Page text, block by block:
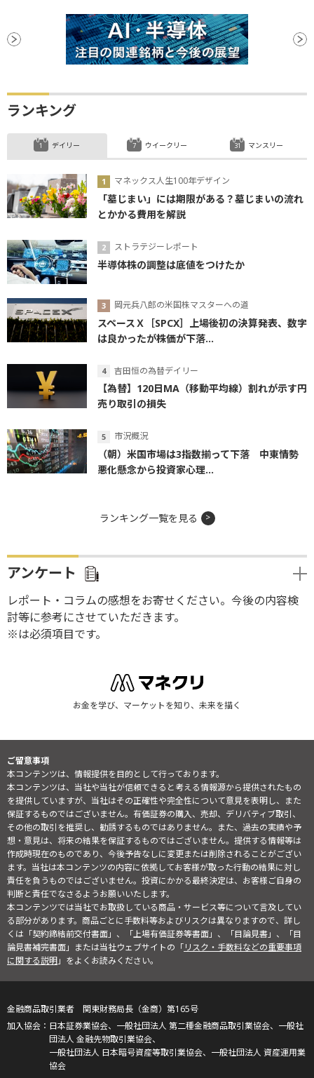
ランキング
デイリー
マネックス人生100年デザイン
「墓じまい」には期限がある？墓じまいの流れ
とかかる費用を解説
ストラテジーレポート
半導体株の調整は底値をつけたか
岡元兵八郎の米国株マスターへの道
スペースＸ［SPCX］上場後初の決算発表、数字
は良かったが株価が下落...
吉田恒の為替デイリー
【為替】120日MA（移動平均線）割れが示す円
売り取引の損失
市況概況
（朝）米国市場は3指数揃って下落 中東情勢
悪化懸念から投資家心理...
ウイークリー マンスリー
ランキング一覧を見る
アンケート
レポート・コラムの感想をお寄せください。今後の内容検
討等に参考にさせていただきます。
※は必須項目です。
お金を学び、マーケットを知り、未来を描く
ご留意事項
本コンテンツは、情報提供を目的として行っております。
本コンテンツは、当社や当社が信頼できると考える情報源から提供されたもの
を提供していますが、当社はその正確性や完全性について意見を表明し、また
保証するものではございません。有価証券の購入、売却、デリバティブ取引、
その他の取引を推奨し、勧誘するものではありません。また、過去の実績や予
想・意見は、将来の結果を保証するものではございません。提供する情報等は
作成時現在のものであり、今後予告なしに変更または削除されることがござい
ます。当社は本コンテンツの内容に依拠してお客様が取った行動の結果に対し
責任を負うものではございません。投資にかかる最終決定は、お客様ご自身の
判断と責任でなさるようお願いいたします。
本コンテンツでは当社でお取扱している商品・サービス等について言及してい
る部分があります。商品ごとに手数料等およびリスクは異なりますので、詳し
くは「契約締結前交付書面」、「上場有価証券等書面」、「目論見書」、「目
論見書補完書面」または当社ウェブサイトの「リスク・手数料などの重要事項
に関する説明」をよくお読みください。
金融商品取引業者 関東財務局長（金商）第165号
日本証券業協会、一般社団法人 第二種金融商品取引業協会、一般社
団法人 金融先物取引業協会、
一般社団法人 日本暗号資産等取引業協会、一般社団法人 資産運用業
協会